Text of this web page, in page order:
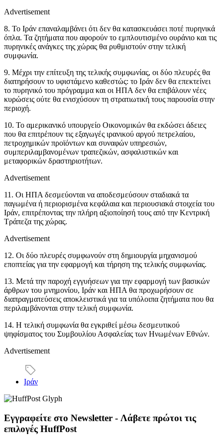
Advertisement
8. Το Ιράν επαναλαμβάνει ότι δεν θα κατασκευάσει ποτέ πυρηνικά
όπλα. Τα ζητήματα που αφορούν το εμπλουτισμένο ουράνιο και τις
πυρηνικές ανάγκες της χώρας θα ρυθμιστούν στην τελική
συμφωνία.
9. Μέχρι την επίτευξη της τελικής συμφωνίας, οι δύο πλευρές θα
διατηρήσουν το υφιστάμενο καθεστώς: το Ιράν δεν θα επεκτείνει
το πυρηνικό του πρόγραμμα και οι ΗΠΑ δεν θα επιβάλουν νέες
κυρώσεις ούτε θα ενισχύσουν τη στρατιωτική τους παρουσία στην
περιοχή.
10. Το αμερικανικό υπουργείο Οικονομικών θα εκδώσει άδειες
που θα επιτρέπουν τις εξαγωγές ιρανικού αργού πετρελαίου,
πετροχημικών προϊόντων και συναφών υπηρεσιών,
συμπεριλαμβανομένων τραπεζικών, ασφαλιστικών και
μεταφορικών δραστηριοτήτων.
Advertisement
11. Οι ΗΠΑ δεσμεύονται να αποδεσμεύσουν σταδιακά τα
παγωμένα ή περιορισμένα κεφάλαια και περιουσιακά στοιχεία του
Ιράν, επιτρέποντας την πλήρη αξιοποίησή τους από την Κεντρική
Τράπεζα της χώρας.
Advertisement
12. Οι δύο πλευρές συμφωνούν στη δημιουργία μηχανισμού
εποπτείας για την εφαρμογή και τήρηση της τελικής συμφωνίας.
13. Μετά την παροχή εγγυήσεων για την εφαρμογή των βασικών
άρθρων του μνημονίου, Ιράν και ΗΠΑ θα προχωρήσουν σε
διαπραγματεύσεις αποκλειστικά για τα υπόλοιπα ζητήματα που θα
περιλαμβάνονται στην τελική συμφωνία.
14. Η τελική συμφωνία θα εγκριθεί μέσω δεσμευτικού
ψηφίσματος του Συμβουλίου Ασφαλείας των Ηνωμένων Εθνών.
Advertisement
Ιράν
Εγγραφείτε στο Newsletter - Λάβετε πρώτοι τις
επιλογές HuffPost